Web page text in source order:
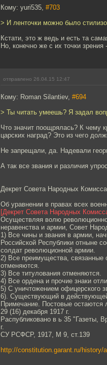
Кому: yuri535, #703
> И ленточки можно было
Кстати, это ж ведь и есть та
Но, конечно же с их точки
отправлено 26.04.15 12:47
Кому: Roman Silantiev, #694
> Ты читать умеешь? Я задал
Что значит поощрялась? К чему
царских наград? Это из чего
Не запрещали, да. Надевали
А так все звания и различия
Декрет Совета Народных
Об уравнении в правах всех
[Декрет Совета Народных
Осуществляя волю
неравенства и армии, Совет
1) Все чины и звания в армии,
Российской Республики отныне
солдат революционной армии.
2) Все преимущества, связанные
отменяются.
3) Все титулования отменяются.
4) Все ордена и прочие знаки
5) С уничтожением офицерского
6). Существующий в
Примечание. Постовые остаются
29 (16) декабря 1917 г.
Распубликовано в ь 35 "Газеты,
г.
СУ РСФСР, 1917, М 9, ст.139
http://constitution.garant.ru/history/